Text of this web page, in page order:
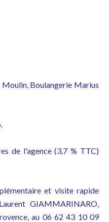
Moulin, Boulangerie Marius
de l'agence (3,7 % TTC)
et visite rapide
GIAMMARINARO,
au 06 62 43 10 09